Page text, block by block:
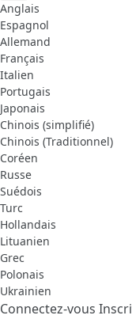
Anglais
Espagnol
Allemand
Français
Italien
Portugais
Japonais
Chinois (simplifié)
Chinois (Traditionnel)
Coréen
Russe
Suédois
Turc
Hollandais
Lituanien
Grec
Polonais
Ukrainien
Connectez-vous